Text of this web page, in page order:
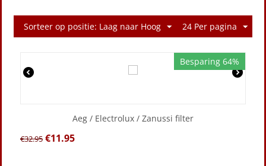
Sorteer op positie: Laag naar Hoog 24 Per pagina
Besparing 64%
Aeg / Electrolux / Zanussi filter
€32.95 €11.95